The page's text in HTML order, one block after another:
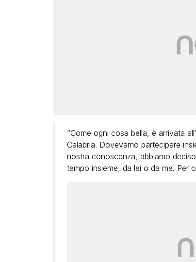
“Come ogni cosa bella, è arrivata
Calabria. Dovevamo partecipare
nostra conoscenza, abbiamo
tempo insieme, da lei o da me. Per